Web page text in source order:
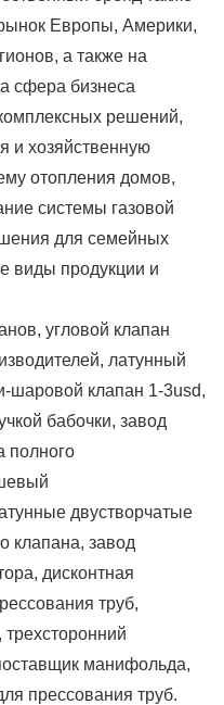
Европы, Америки,
а также на
сфера бизнеса
решений,
и хозяйственную
отопления домов,
системы газовой
для семейных
виды продукции и
угловой клапан
латунный
шаровой клапан 1-3usd,
бабочки, завод
полного
двустворчатые
клапана, завод
дисконтная
труб,
манифольда,
прессования труб.